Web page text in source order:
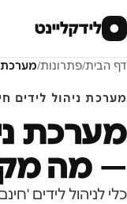
● לידקליינט
דף הבית/פתרונות/מערכת
מערכת ניהול לידים
מערכת
— מה
כלי לניהול לידים